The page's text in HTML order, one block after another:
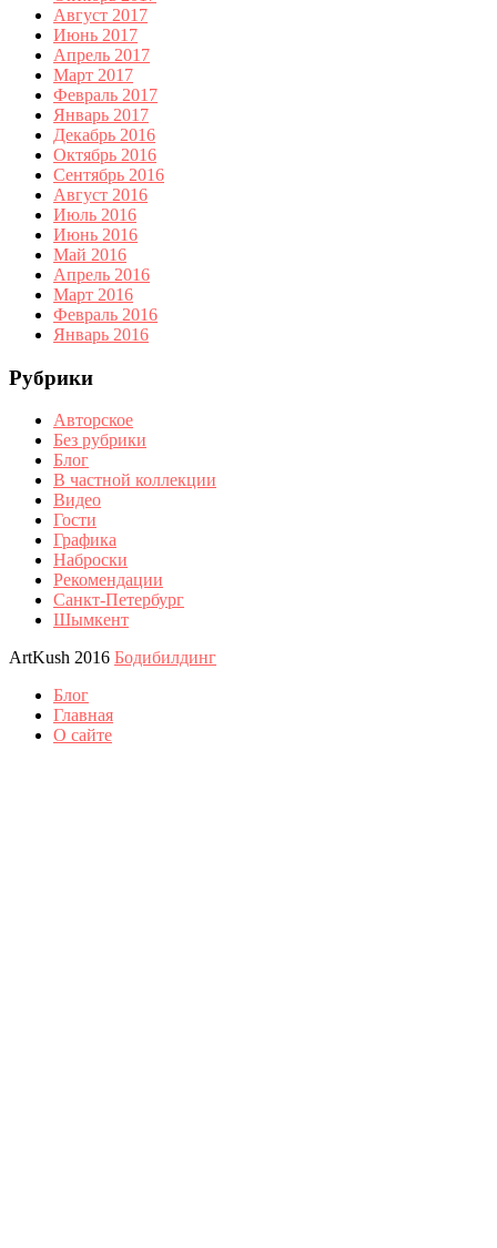
Август 2017
Июнь 2017
Апрель 2017
Март 2017
Февраль 2017
Январь 2017
Декабрь 2016
Октябрь 2016
Сентябрь 2016
Август 2016
Июль 2016
Июнь 2016
Май 2016
Апрель 2016
Март 2016
Февраль 2016
Январь 2016
Рубрики
Авторское
Без рубрики
Блог
В частной коллекции
Видео
Гости
Графика
Наброски
Рекомендации
Санкт-Петербург
Шымкент
ArtKush 2016 Бодибилдинг
Блог
Главная
О сайте